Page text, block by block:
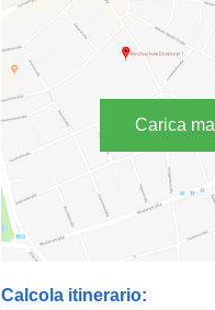
Carica
Calcola itinerario: